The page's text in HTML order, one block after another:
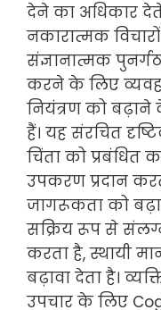
देने का अधिकार
नकारात्मक
संज्ञानात्मक
करने के लिए
नियंत्रण को
हैं। यह संरचित
चिंता को प्रबंधित
उपकरण प्रदान
जागरूकता को
सक्रिय रूप से
करता है, स्थायी
बढ़ावा देता है।
उपचार के लिए